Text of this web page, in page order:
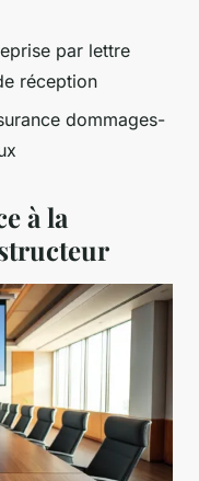
par lettre
réception
dommages-
à la